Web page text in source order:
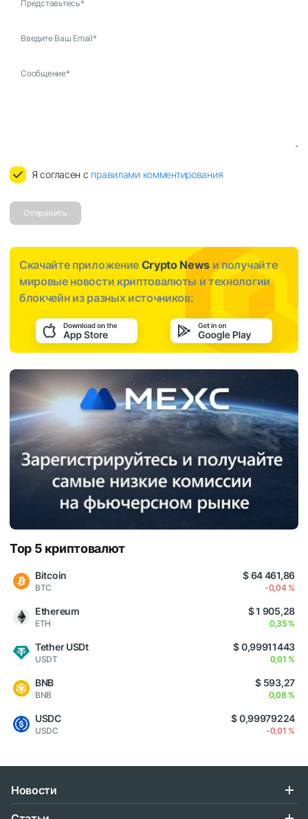
Представьтесь*
Введите Ваш Email*
Сообщение*
Я согласен с правилами комментирования
Отправить
Скачайте приложение Crypto News и получайте
мировые новости криптовалюты и технологии
блокчейн из разных источников:
Top 5 криптовалют
Bitcoin
BTC
$ 64 461,86
-0,04 %
Ethereum
ETH
$ 1 905,28
0,35 %
Tether USDt
USDT
$ 0,99911443
0,01 %
BNB
BNB
$ 593,27
0,08 %
USDC
USDC
$ 0,99979224
-0,01 %
Новости